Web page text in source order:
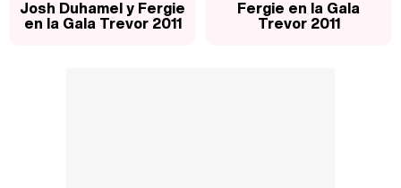
Josh Duhamel y Fergie
en la Gala Trevor 2011
Fergie en la Gala
Trevor 2011